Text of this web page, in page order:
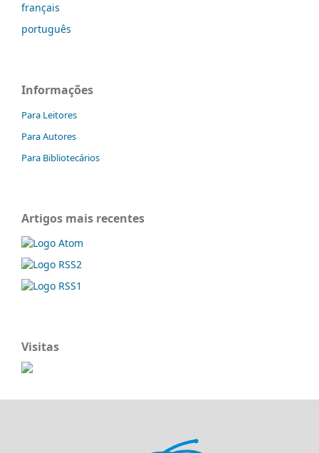
français
português
Informações
Para Leitores
Para Autores
Para Bibliotecários
Artigos mais recentes
Visitas